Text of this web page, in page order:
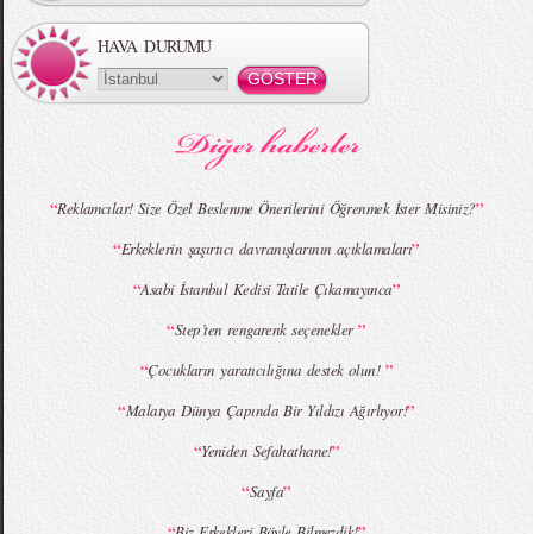
MBFWI - Gülçin Çengel 2015 Yaz
MBFWI - Zeynep Erdoğan 2015 Yaz
MBFWI - Giray Sepin 2015 Yaz Koleksiyonu MBFWI - Burçe Bekrek 2015 Yaz Koleksiyonu
HAVA DURUMU
“Reklamcılar! Size Özel Beslenme Önerilerini Öğrenmek İster Misiniz?”
“Erkeklerin şaşırtıcı davranışlarının açıklamaları”
“Asabi İstanbul Kedisi Tatile Çıkamayınca”
“Step’ten rengarenk seçenekler”
“Çocukların yaratıcılığına destek olun! ”
“Malatya Dünya Çapında Bir Yıldızı Ağırlıyor!”
“Yeniden Sefahathane!”
“Sayfa”